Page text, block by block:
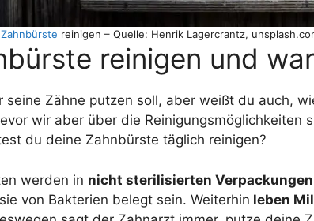
reinigen – Quelle: Henrik Lagercrantz,
reinigen und
seine Zähne putzen soll, aber weißt du auch,
wir aber über die Reinigungsmöglichkeiten
du deine Zahnbürste täglich reinigen?
werden in nicht sterilisierten Verpackungen
von Bakterien belegt sein. Weiterhin leben